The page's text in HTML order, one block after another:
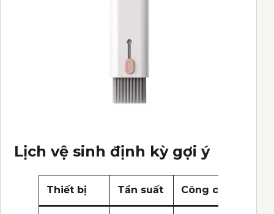
Lịch vệ sinh định kỳ gợi ý
Thiết bị Tần suất Công cụ